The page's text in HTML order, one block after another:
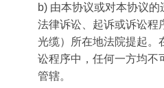
b) 由本协议或对本协议
法律诉讼、起诉或诉讼程
光缆）所在地法院提起。
讼程序中，任何一方均不
管辖。